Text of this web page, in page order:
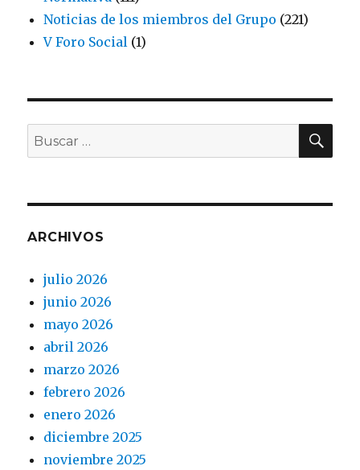
Noticias de los miembros del Grupo (221)
V Foro Social (1)
Buscar
por:
ARCHIVOS
julio 2026
junio 2026
mayo 2026
abril 2026
marzo 2026
febrero 2026
enero 2026
diciembre 2025
noviembre 2025